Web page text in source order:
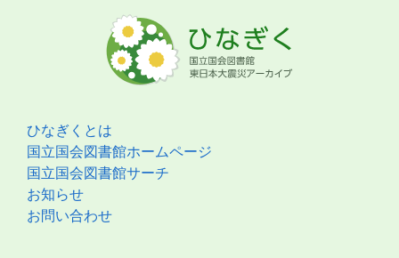
ひなぎくとは
国立国会図書館ホームページ
国立国会図書館サーチ
お知らせ
お問い合わせ